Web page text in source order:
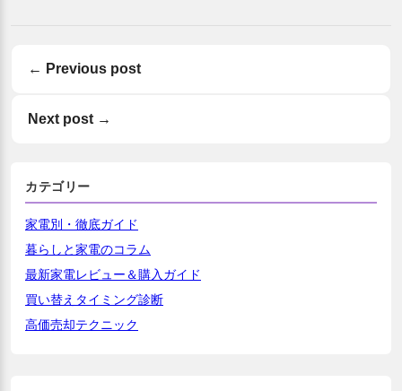
Previous post
Next post
カテゴリー
家電別・徹底ガイド
暮らしと家電のコラム
最新家電レビュー＆購入ガイド
買い替えタイミング診断
高価売却テクニック